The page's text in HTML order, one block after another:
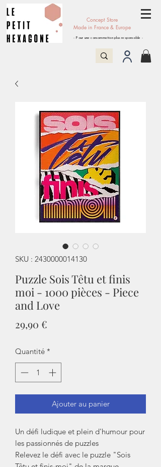
Concept Store
Made in France & Europe
- Pour une consommation plus responsable -
SKU : 2430000014130
Puzzle Sois Têtu et finis
moi - 1000 pièces - Piece
and Love
29,90 €
Quantité *
Ajouter au panier
Un défi ludique et plein d'humour pour
les passionnés de puzzles
Relevez le défi avec le puzzle "Sois